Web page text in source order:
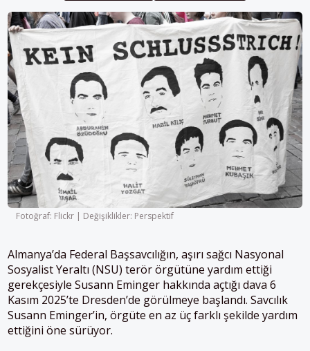
Fotoğraf: Flickr | Değişiklikler: Perspektif
Almanya’da Federal Başsavcılığın, aşırı sağcı Nasyonal
Sosyalist Yeraltı (NSU) terör örgütüne yardım ettiği
gerekçesiyle Susann Eminger hakkında açtığı dava 6
Kasım 2025’te Dresden’de görülmeye başlandı. Savcılık
Susann Eminger’in, örgüte en az üç farklı şekilde yardım
ettiğini öne sürüyor.